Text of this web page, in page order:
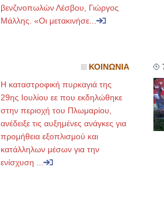
βενζινοπωλών Λέσβου, Γιώργος
Μάλλης. «Οι μετακινήσε...
ΚΟΙΝΩΝΙΑ
Η καταστροφική πυρκαγιά της
29ης Ιουλίου εε που εκδηλώθηκε
στην περιοχή του Πλωμαρίου,
ανέδειξε τις αυξημένες ανάγκες για
προμήθεια εξοπλισμού και
κατάλληλων μέσων για την
ενίσχυση ...